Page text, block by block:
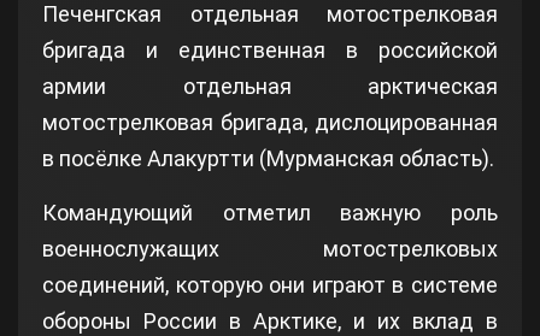
Печенгская отдельная мотострелковая
бригада и единственная в российской
армии отдельная арктическая
мотострелковая бригада, дислоцированная
в посёлке Алакуртти (Мурманская область).
Командующий отметил важную роль
военнослужащих мотострелковых
соединений, которую они играют в системе
обороны России в Арктике, и их вклад в